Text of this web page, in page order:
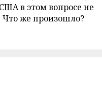
в этом вопросе не
же произошло?